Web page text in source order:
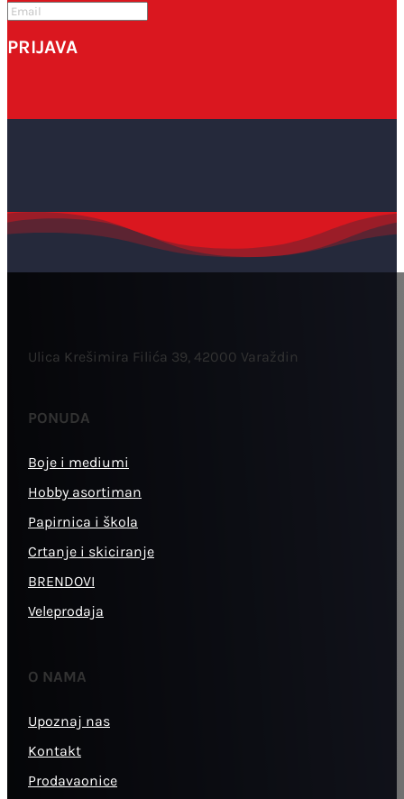
PRIJAVA
Ulica Krešimira Filića 39, 42000 Varaždin
PONUDA
Boje i mediumi
Hobby asortiman
Papirnica i škola
Crtanje i skiciranje
BRENDOVI
Veleprodaja
O NAMA
Upoznaj nas
Kontakt
Prodavaonice